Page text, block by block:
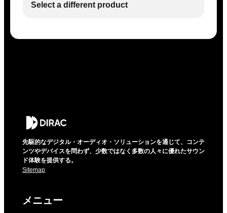
Select a different product
先駆的なデジタル・オーディオ・ソリューションを通じて、コンテ
ンツやデバイスを問わず、少数ではなく多数の人々に優れたサウン
ド体験を提供する。
Sitemap
メニュー